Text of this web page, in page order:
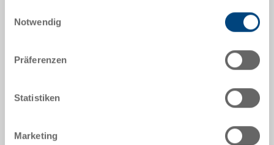
Notwendig
Präferenzen
Statistiken
Marketing
Angebot anfordern
Stapelbehälter RAKO, PP, silbergrau RAL 7001, aussen